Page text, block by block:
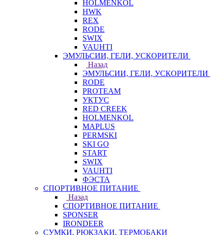
HOLMENKOL
HWK
REX
RODE
SWIX
VAUHTI
ЭМУЛЬСИИ, ГЕЛИ, УСКОРИТЕЛИ
Назад
ЭМУЛЬСИИ, ГЕЛИ, УСКОРИТЕЛИ
RODE
PROTEAM
УКТУС
RED CREEK
HOLMENKOL
MAPLUS
PERMSKI
SKI GO
START
SWIX
VAUHTI
ФЭСТА
СПОРТИВНОЕ ПИТАНИЕ
Назад
СПОРТИВНОЕ ПИТАНИЕ
SPONSER
IRONDEER
СУМКИ, РЮКЗАКИ, ТЕРМОБАКИ